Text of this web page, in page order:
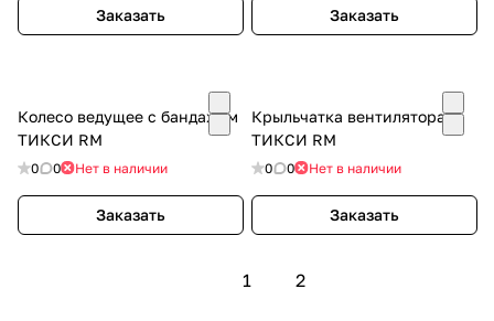
Заказать Заказать
Колесо ведущее с бандажом
ТИКСИ RM
0 0 Нет в наличии
Заказать
Крыльчатка вентилятора
ТИКСИ RM
0 0 Нет в наличии
Заказать
1 2